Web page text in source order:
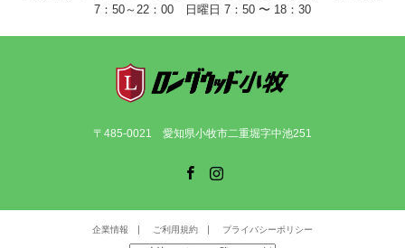
7：50～22：00 日曜日 7：50 〜 18：30
〒485-0021 愛知県小牧市二重堀字中池251
企業情報 ご利用規約 プライバシーポリシー